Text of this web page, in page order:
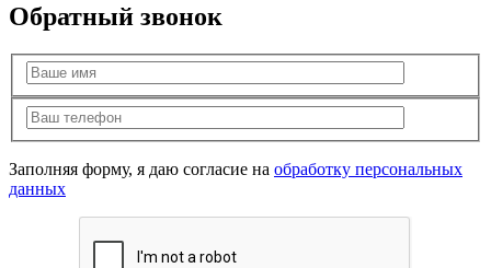
Обратный звонок
Заполняя форму, я даю согласие на обработку персональных
данных